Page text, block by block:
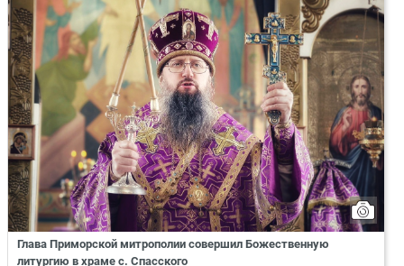
Глава Приморской митрополии совершил Божественную
литургию в храме с. Спасского